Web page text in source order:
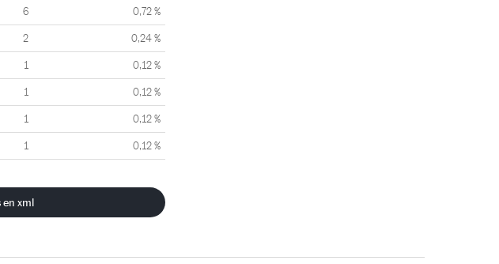
6 0,72 %
2 0,24 %
1 0,12 %
1 0,12 %
1 0,12 %
1 0,12 %
en xml